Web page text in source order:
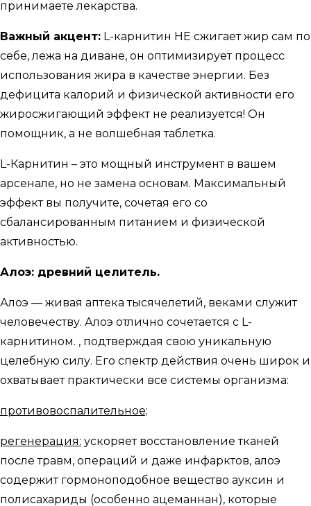
принимаете лекарства.
Важный акцент: L-карнитин НЕ сжигает жир сам по
себе, лежа на диване, он оптимизирует процесс
использования жира в качестве энергии. Без
дефицита калорий и физической активности его
жиросжигающий эффект не реализуется! Он
помощник, а не волшебная таблетка.
L-Карнитин – это мощный инструмент в вашем
арсенале, но не замена основам. Максимальный
эффект вы получите, сочетая его со
сбалансированным питанием и физической
активностью.
Алоэ: древний целитель.
Алоэ — живая аптека тысячелетий, веками служит
человечеству. Алоэ отлично сочетается с L-
карнитином. , подтверждая свою уникальную
целебную силу. Его спектр действия очень широк и
охватывает практически все системы организма:
противовоспалительное;
регенерация: ускоряет восстановление тканей
после травм, операций и даже инфарктов, алоэ
содержит гормоноподобное вещество ауксин и
полисахариды (особенно ацеманнан), которые